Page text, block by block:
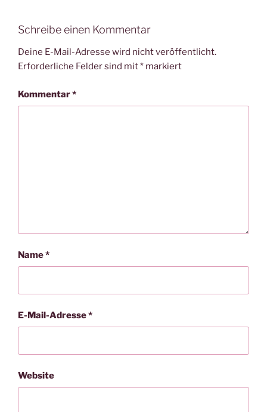
Schreibe einen Kommentar
Deine E-Mail-Adresse wird nicht veröffentlicht.
Erforderliche Felder sind mit* markiert
Kommentar*
Name*
E-Mail-Adresse*
Website